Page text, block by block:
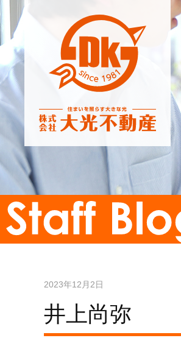
2023年12月2日
井上尚弥